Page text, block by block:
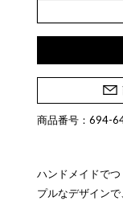
商品番号：694-
ハンドメイドで
プルなデザイン